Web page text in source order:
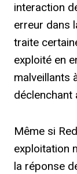
interaction
erreur dans
traite
exploité en
malveillants
déclenchant
Même si
exploitation
la réponse